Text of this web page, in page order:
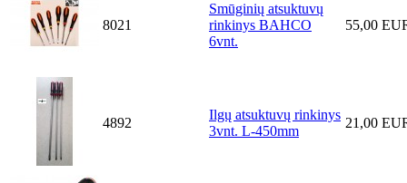
8021
Smūginių atsuktuvų
rinkinys BAHCO
6vnt.
55,00
4892
Ilgų atsuktuvų rinkinys
3vnt. L-450mm
21,00